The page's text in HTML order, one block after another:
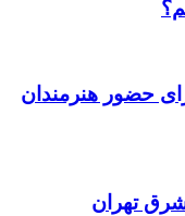
حضور هنرمندان
تهران